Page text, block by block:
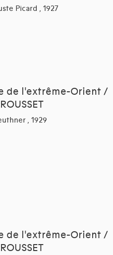
Picard , 1927
de l'extrême-Orient /
, 1929
de l'extrême-Orient /